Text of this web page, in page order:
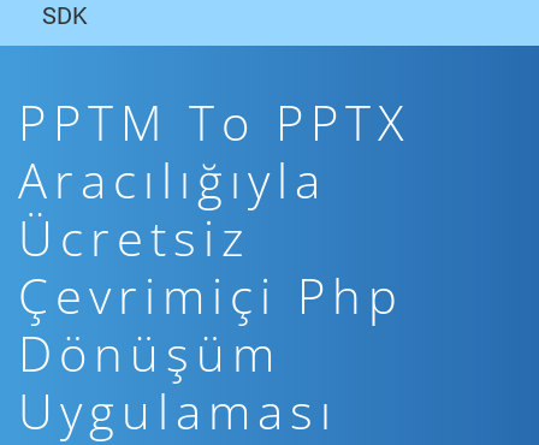
SDK
PPTM To PPTX
Aracılığıyla
Ücretsiz
Çevrimiçi Php
Dönüşüm
Uygulaması